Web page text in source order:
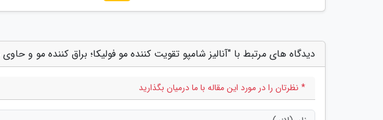
دیدگاه های مرتبط با "آنالیز شامپو تقویت کننده مو فولیکا؛ براق کننده مو و
* نظرتان را در مورد این مقاله با ما درمیان بگذارید